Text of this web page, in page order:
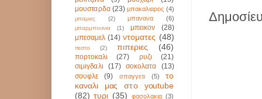
μουσταρδα (23) μπακαλιαρος (4)
μπαμιες (2) μπανανα (6)
μπαρμπουνια (1) μπεικον
(28)
μπεσαμελ (14) ντοματες (48)
πεστο (2) πιπεριες (46)
πορτοκαλι (27) ρυζι
(21)
σιμιγδαλι
(17) σοκολατα
(13)
σουφλε
(9) σπαγγετι (5)
το
καναλι μας στο youtube
(82) τυρι (35) φασολακια (3)